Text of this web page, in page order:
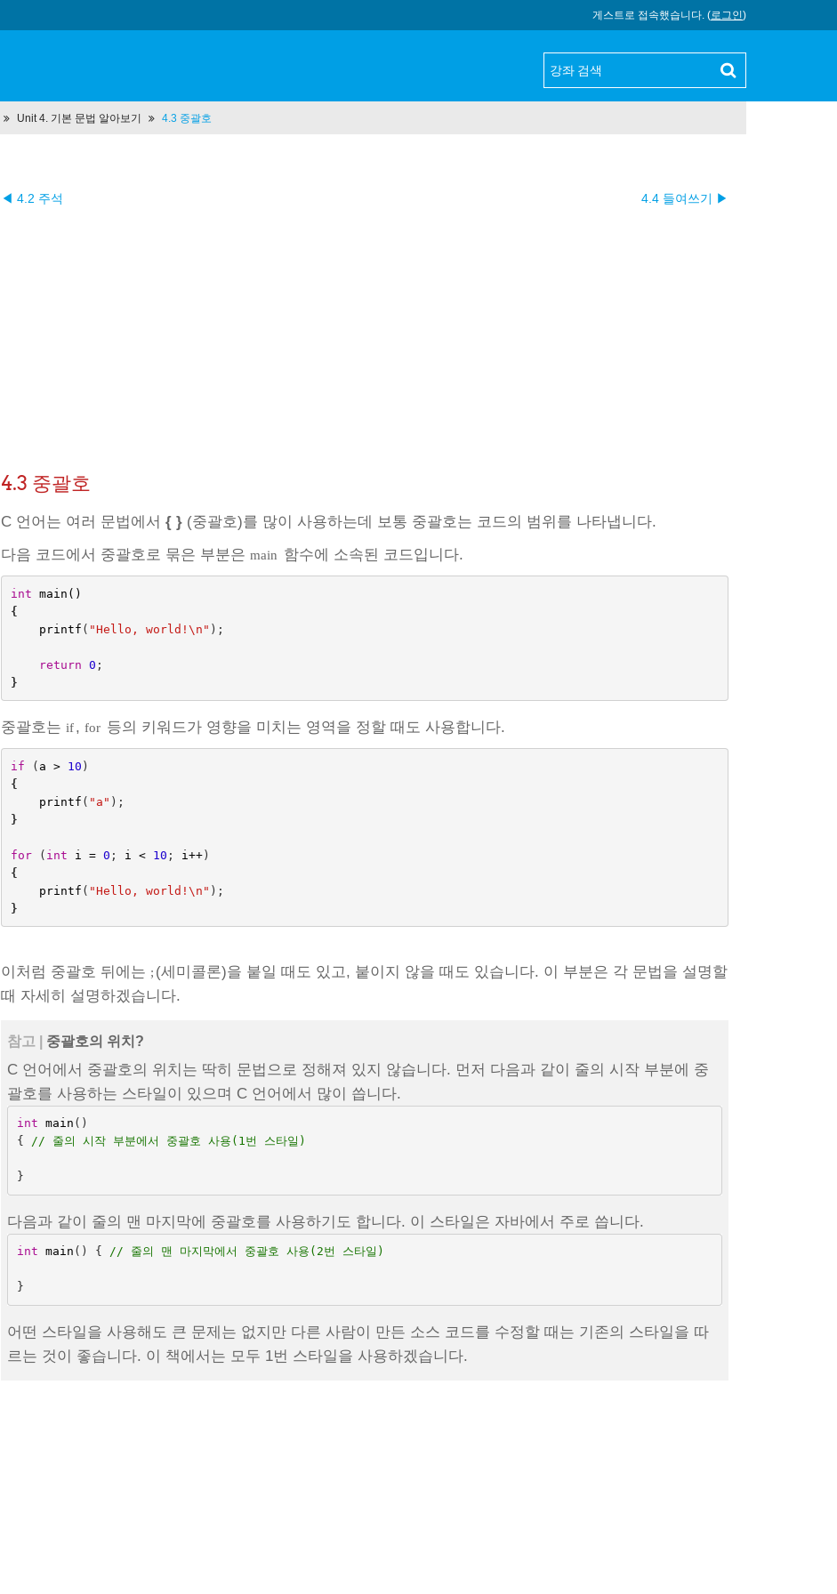
게스트로 접속했습니다. (로그인)
Unit 4. 기본 문법 알아보기 4.3 중괄호
◀ 4.2 주석 4.4 들여쓰기 ▶︎
4.3 중괄호
C 언어는 여러 문법에서{ } (중괄호)를 많이 사용하는데 보통 중괄호는 코드의 범위를 나타냅니다.
다음 코드에서 중괄호로 묶은 부분은main 함수에 소속된 코드입니다.
int main()
{
printf ( "Hello, world! \n " );
return 0 ;
}
중괄호는if,for 등의 키워드가 영향을 미치는 영역을 정할 때도 사용합니다.
if ( a > 10 )
{
printf ( "a" );
}
for ( int i = 0 ; i < 10 ; i ++)
{
printf ( "Hello, world! \n " );
}
이처럼 중괄호 뒤에는 ; (세미콜론)을 붙일 때도 있고, 붙이지 않을 때도 있습니다. 이 부분은 각 문법을 설명할
때 자세히 설명하겠습니다.
참고 | 중괄호의 위치?
C 언어에서 중괄호의 위치는 딱히 문법으로 정해져 있지 않습니다. 먼저 다음과 같이 줄의 시작 부분에 중
괄호를 사용하는 스타일이 있으며 C 언어에서 많이 씁니다.
int main ()
{ // 줄의 시작 부분에서 중괄호 사용(1번 스타일)
}
다음과 같이 줄의 맨 마지막에 중괄호를 사용하기도 합니다. 이 스타일은 자바에서 주로 씁니다.
int main () { // 줄의 맨 마지막에서 중괄호 사용(2번 스타일)
}
어떤 스타일을 사용해도 큰 문제는 없지만 다른 사람이 만든 소스 코드를 수정할 때는 기존의 스타일을 따
르는 것이 좋습니다. 이 책에서는 모두 1번 스타일을 사용하겠습니다.